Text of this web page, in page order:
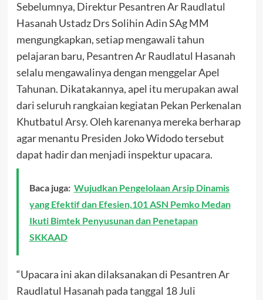
Sebelumnya, Direktur Pesantren Ar Raudlatul
Hasanah Ustadz Drs Solihin Adin SAg MM
mengungkapkan, setiap mengawali tahun
pelajaran baru, Pesantren Ar Raudlatul Hasanah
selalu mengawalinya dengan menggelar Apel
Tahunan. Dikatakannya, apel itu merupakan awal
dari seluruh rangkaian kegiatan Pekan Perkenalan
Khutbatul Arsy. Oleh karenanya mereka berharap
agar menantu Presiden Joko Widodo tersebut
dapat hadir dan menjadi inspektur upacara.
Baca juga: Wujudkan Pengelolaan Arsip Dinamis
yang Efektif dan Efesien,101 ASN Pemko Medan
Ikuti Bimtek Penyusunan dan Penetapan
SKKAAD
“Upacara ini akan dilaksanakan di Pesantren Ar
Raudlatul Hasanah pada tanggal 18 Juli